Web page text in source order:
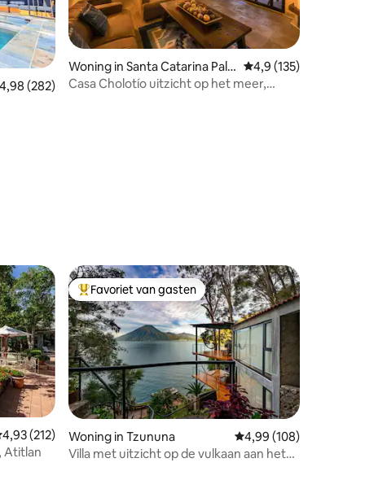
beoordeling van 4,98 op 5, 282 recensies
4,98 (282)
Woning in Santa Catarina Palo
pó
Gemiddelde
4,9 (135)
Casa Cholotío uitzicht op het meer,
beoordeling van 4,93 op 5, 212 recensies
4,93 (212)
Atitlan
Topfavoriet van gasten
Favoriet van gasten
Woning in Tzununa Gemiddelde
4,99 (108)
Villa met uitzicht op de vulkaan aan het